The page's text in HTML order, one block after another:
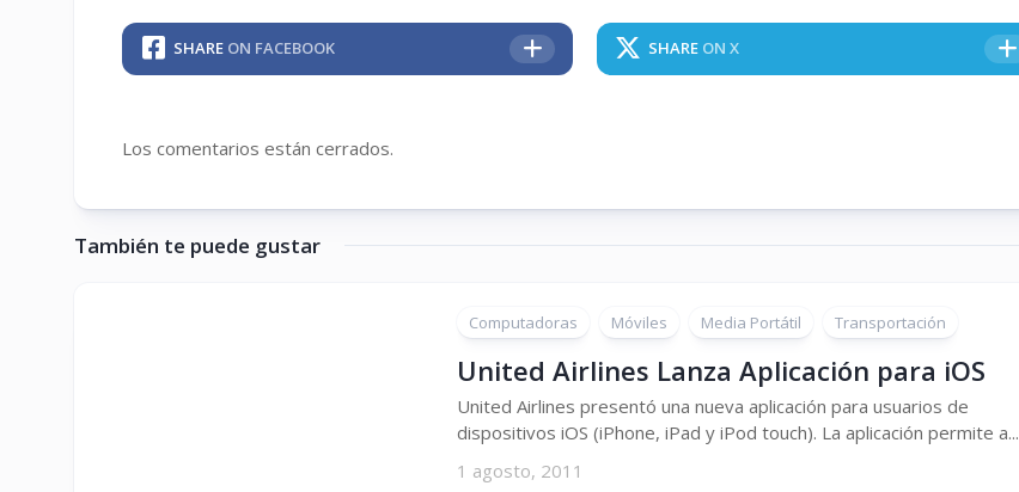
SHARE ON FACEBOOK SHARE ON X
Los comentarios están cerrados.
También te puede gustar
Computadoras Móviles Media Portátil Transportación
United Airlines Lanza Aplicación para iOS
United Airlines presentó una nueva aplicación para usuarios de
dispositivos iOS (iPhone, iPad y iPod touch). La aplicación permite a...
1 agosto, 2011